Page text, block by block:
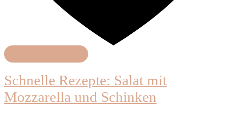
Schnelle Rezepte: Salat mit
Mozzarella und Schinken